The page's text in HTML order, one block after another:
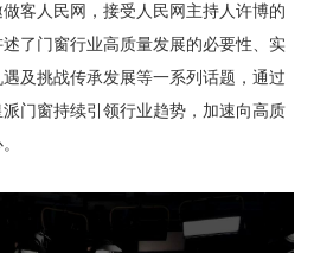
客人民网，接受人民网主持人许博的
了门窗行业高质量发展的必要性、实
及挑战传承发展等一系列话题，通过
门窗持续引领行业趋势，加速向高质